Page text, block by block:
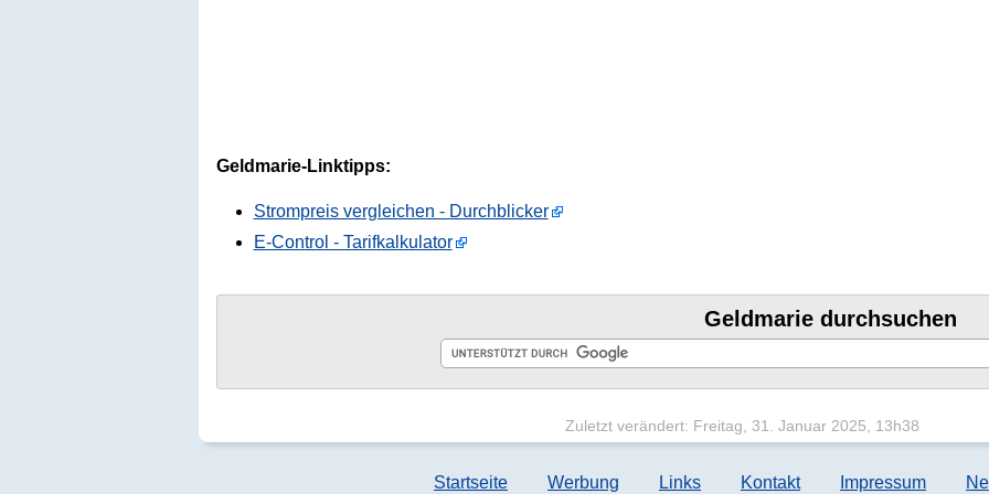
Geldmarie-Linktipps:
Strompreis vergleichen - Durchblicker
E-Control - Tarifkalkulator
Geldmarie durchsuchen
Zuletzt verändert: Freitag, 31. Januar 2025, 13h38
Startseite Werbung Links Kontakt Impressum